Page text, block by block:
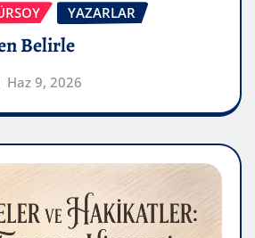
YAZARLAR
Belirle
Haz 9, 2026